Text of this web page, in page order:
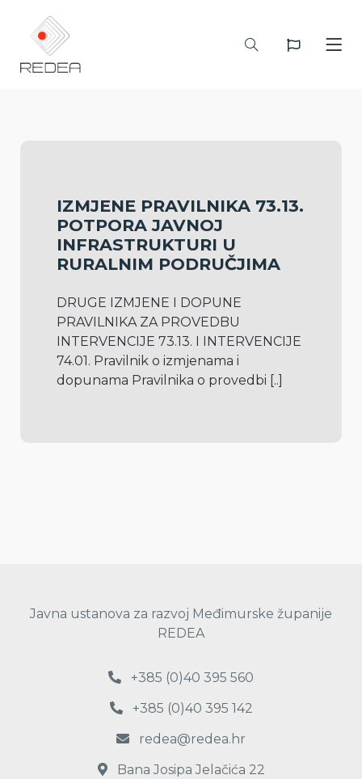
IZMJENE PRAVILNIKA 73.13.
POTPORA JAVNOJ
INFRASTRUKTURI U
RURALNIM PODRUČJIMA
DRUGE IZMJENE I DOPUNE
PRAVILNIKA ZA PROVEDBU
INTERVENCIJE 73.13. I INTERVENCIJE
74.01. Pravilnik o izmjenama i
dopunama Pravilnika o provedbi [..]
Javna ustanova za razvoj Međimurske županije
REDEA
+385 (0)40 395 560
+385 (0)40 395 142
redea@redea.hr
Bana Josipa Jelačića 22